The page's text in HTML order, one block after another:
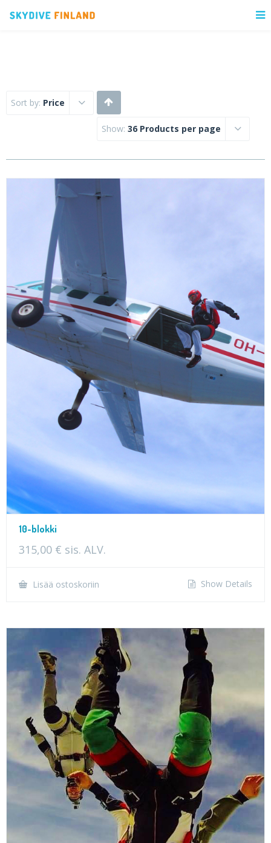
Sort by: Price
Show: 36 Products per page
10-blokki
315,00 € sis. ALV.
Lisää ostoskoriin Show Details